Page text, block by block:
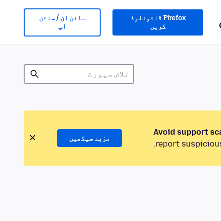
Firefox ڈائونلوڈ
کریں
سائن ان / سائن
اپ
Avoid support
report
مزید سیکھیں